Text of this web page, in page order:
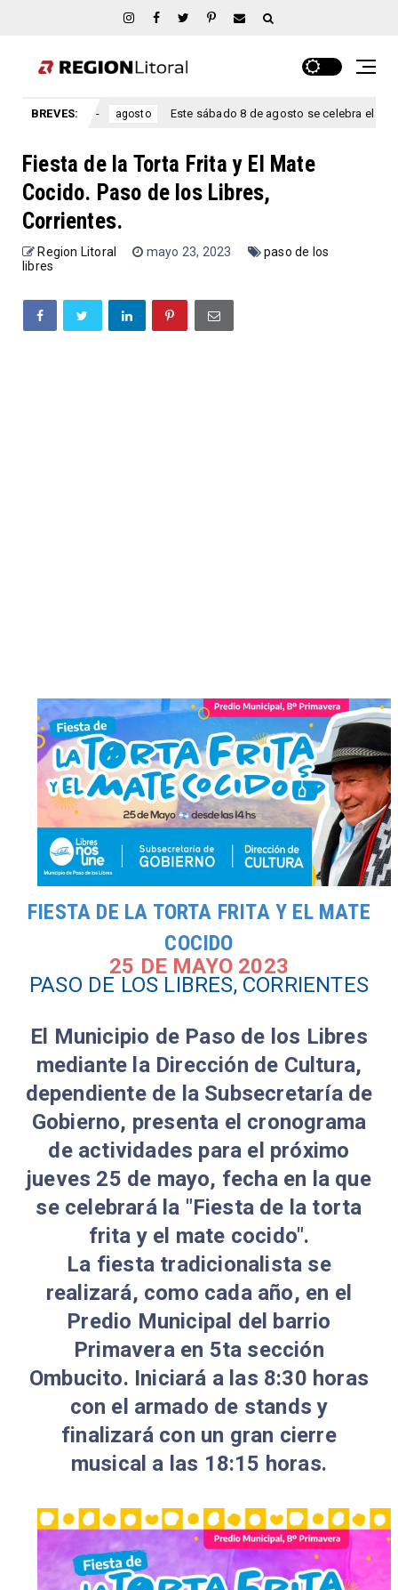
BREVES:
agosto Este sábado 8 de agosto se celebra el aniversario
Fiesta de la Torta Frita y El Mate
Cocido. Paso de los Libres,
Corrientes.
Region Litoral mayo 23, 2023
paso de los
libres
FIESTA DE LA TORTA FRITA Y EL MATE
COCIDO
25 DE MAYO 2023
PASO DE LOS LIBRES, CORRIENTES
El Municipio de Paso de los Libres
mediante la Dirección de Cultura,
dependiente de la Subsecretaría de
Gobierno, presenta el cronograma
de actividades para el próximo
jueves 25 de mayo, fecha en la que
se celebrará la "Fiesta de la torta
frita y el mate cocido".
La fiesta tradicionalista se
realizará, como cada año, en el
Predio Municipal del barrio
Primavera en 5ta sección
Ombucito. Iniciará a las 8:30 horas
con el armado de stands y
finalizará con un gran cierre
musical a las 18:15 horas.